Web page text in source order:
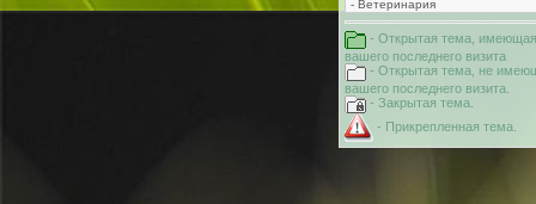
- Открытая тема,
вашего последнего визита
- Открытая тема, не
вашего последнего визита.
- Закрытая тема.
- Прикрепленная тема.